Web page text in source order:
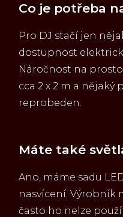
Co je potřeba
Pro DJ stačí jen
dostupnost
Náročnost na
cca 2 x 2 m a
reprobeden.
Máte také
Ano, máme sadu
nasvícení. Výrobník
často ho nelze